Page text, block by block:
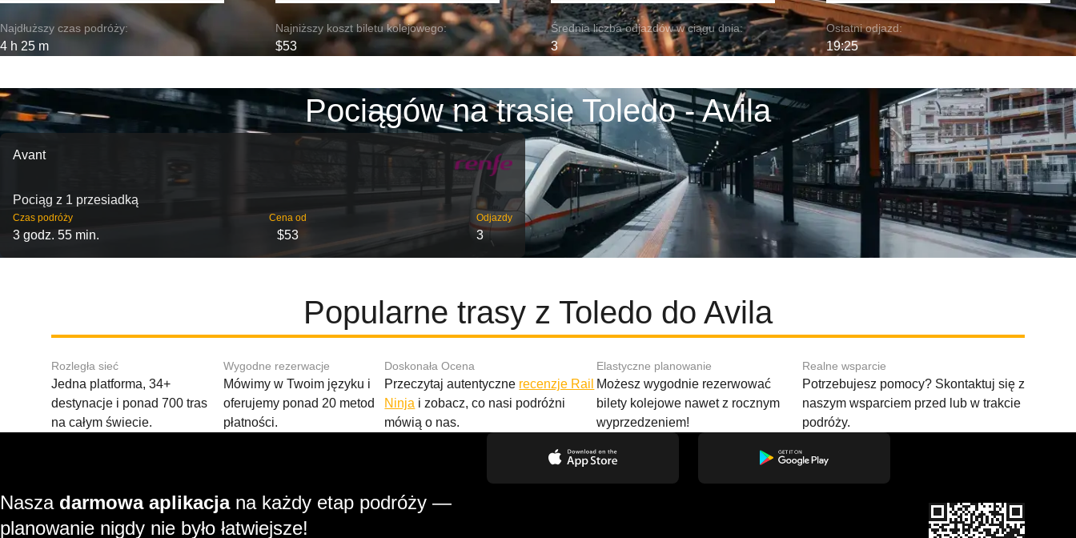
Najdłuższy czas podróży:
4 h 25 m
Najniższy koszt biletu kolejowego:
$53
Średnia liczba odjazdów w ciągu dnia:
3
Ostatni odjazd:
19:25
Pociągów na trasie Toledo - Avila
Avant
Pociąg z 1 przesiadką
Czas podróży
3 godz. 55 min.
Cena od
$53
Odjazdy
3
Popularne trasy z Toledo do Avila
Rozległa sieć
Jedna platforma, 34+
destynacje i ponad 700 tras
na całym świecie.
Wygodne rezerwacje
Mówimy w Twoim języku i
oferujemy ponad 20 metod
płatności.
Doskonała Ocena
Przeczytaj autentyczne recenzje Rail
Ninja i zobacz, co nasi podróżni
mówią o nas.
Elastyczne planowanie
Możesz wygodnie rezerwować
bilety kolejowe nawet z rocznym
wyprzedzeniem!
Realne wsparcie
Potrzebujesz pomocy? Skontaktuj się z
naszym wsparciem przed lub w trakcie
podróży.
Nasza darmowa aplikacjana każdy etap podróży —
planowanie nigdy nie było łatwiejsze!